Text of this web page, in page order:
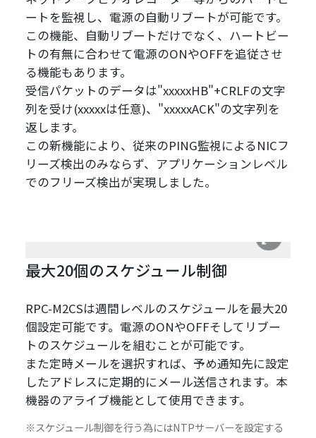
ートを監視し、電源の自動リブートが可能です。
この機能、自動リブートだけでなく、ハートビー
トの有無に合わせて電源のONやOFFを追従させ
る機能もあります。
受信パケットのデータは"xxxxxHB"+CRLFの文字
列を受け(xxxxxは任意)、"xxxxxACK"の文字列を
返します。
この新機能により、従来のPING監視によるNICフ
リーズ検出のみならず、アプリケーションレベル
でのフリーズ検出が実現しました。
最大20個のスケジュール制御
RPC-M2CSは週間レベルのスケジュールを最大20
個設定可能です。電源のONやOFFそしてリブー
トのスケジュールを組むことが可能です。
また定時メールを選択すれば、予め通知先に設定
したアドレスに定期的にメール送信されます。本
機器のアライブ機能として使用できます。
スケジュール制御を行う為にはNTPサーバーを設定する